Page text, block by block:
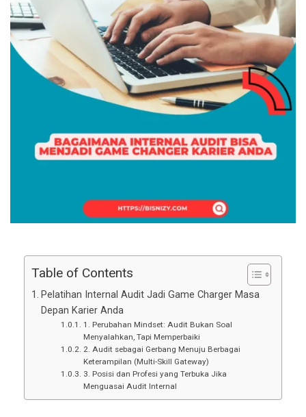
Table of Contents
Pelatihan Internal Audit Jadi Game Charger Masa
Depan Karier Anda
1. Perubahan Mindset: Audit Bukan Soal
Menyalahkan, Tapi Memperbaiki
2. Audit sebagai Gerbang Menuju Berbagai
Keterampilan (Multi-Skill Gateway)
3. Posisi dan Profesi yang Terbuka Jika
Menguasai Audit Internal